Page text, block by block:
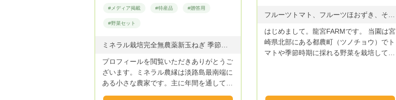
#メディア掲載 #特産品 #贈答用
#野菜セット
プロフィールを閲覧いただきありがとうご
ざいます。ミネラル農縁は淡路島最南端に
ある小さな農家です。主に年間を通してミ
はじめまして。龍宮FARMです。 当園は宮
崎県北部にある都農町（ツノチョウ）でト
マトや季節時期に採れる野菜を栽培してお
特にトマトに関しては特殊な栽培方法によ